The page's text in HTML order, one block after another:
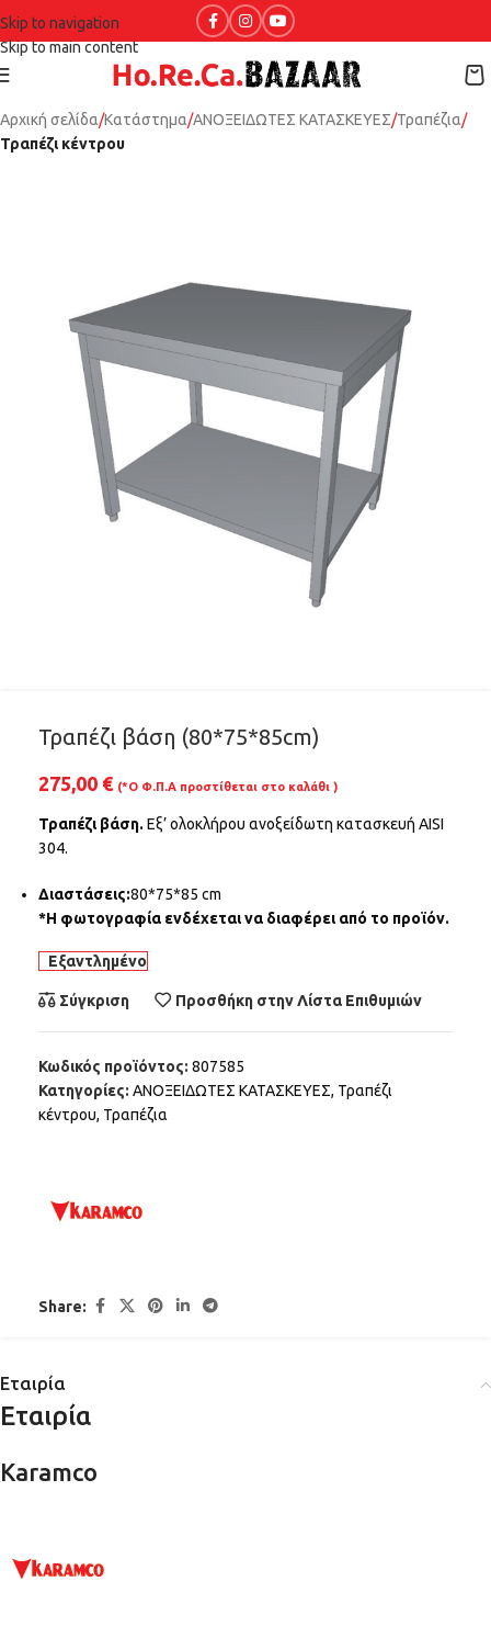
Skip to navigation
Skip to main content
Αρχική σελίδα Κατάστημα ΑΝΟΞΕΙΔΩΤΕΣ ΚΑΤΑΣΚΕΥΕΣ Τραπέζια
Τραπέζι κέντρου
Τραπέζι βάση (80*75*85cm)
275,00 € (*Ο Φ.Π.Α προστίθεται στο καλάθι )
Τραπέζι βάση. Εξ’ ολοκλήρου ανοξείδωτη κατασκευή AISI
304.
Διαστάσεις:80*75*85 cm
*Η φωτογραφία ενδέχεται να διαφέρει από το προϊόν.
Εξαντλημένο
Σύγκριση Προσθήκη στην Λίστα Επιθυμιών
Κωδικός προϊόντος: 807585
Κατηγορίες: ΑΝΟΞΕΙΔΩΤΕΣ ΚΑΤΑΣΚΕΥΕΣ, Τραπέζι
κέντρου, Τραπέζια
Share:
Εταιρία
Εταιρία
Karamco